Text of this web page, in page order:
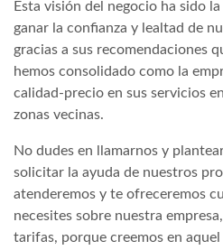
Esta visión del negocio ha sido
ganar la confianza y lealtad de
gracias a sus recomendaciones
hemos consolidado como la
calidad-precio en sus servicios
zonas vecinas.
No dudes en llamarnos y
solicitar la ayuda de nuestros
atenderemos y te ofreceremos
necesites sobre nuestra
tarifas, porque creemos en